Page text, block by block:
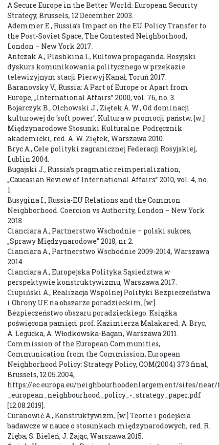
A Secure Europe in the Better World: European Security
Strategy, Brussels, 12 December 2003.
Ademmer E., Russia’s Impact on the EU Policy Transfer to
the Post-Soviet Space, The Contested Neighborhood,
London – New York 2017.
Antczak A., Plashkina I., Kultowa propaganda. Rosyjski
dyskurs komunikowania politycznego w przekazie
telewizyjnym stacji Pierwyj Kanał, Toruń 2017.
Baranovsky V., Russia: A Part of Europe or Apart from
Europe, „International Affairs” 2000, vol. 76, no. 3.
Bojarczyk B., Olchowski J., Ziętek A. W., Od dominacji
kulturowej do ‘soft power’. Kultura w promocji państw, [w:]
Międzynarodowe Stosunki Kulturalne. Podręcznik
akademicki, red. A. W. Ziętek, Warszawa 2010.
Bryc A., Cele polityki zagranicznej Federacji Rosyjskiej,
Lublin 2004.
Bugajski J., Russia’s pragmatic reimperialization,
„Caucasian Review of International Affairs” 2010, vol. 4, no.
1.
Busygina I., Russia-EU Relations and the Common
Neighborhood. Coercion vs Authority, London – New York
2018.
Cianciara A., Partnerstwo Wschodnie – polski sukces,
„Sprawy Międzynarodowe” 2018, nr 2.
Cianciara A., Partnerstwo Wschodnie 2009-2014, Warszawa
2014.
Cianciara A., Europejska Polityka Sąsiedztwa w
perspektywie konstruktywizmu, Warszawa 2017.
Ciupiński A., Realizacja Wspólnej Polityki Bezpieczeństwa
i Obrony UE na obszarze poradzieckim, [w:]
Bezpieczeństwo obszaru poradzieckiego. Książka
poświęcona pamięci prof. Kazimierza Malakared. A. Bryc,
A. Legucka, A. Włodkowska-Bagan, Warszawa 2011.
Commission of the European Communities,
Communication from the Commission, European
Neighborhood Policy: Strategy Policy, COM(2004) 373 final,
Brussels, 12.05.2004,
https://ec.europa.eu/neighbourhoodenlargement/sites/
_european_neighbourhood_policy_-_strategy_paper.pdf
[12.08.2019].
Curanowić A., Konstruktywizm, [w:] Teorie i podejścia
badawcze w nauce o stosunkach międzynarodowych, red. R.
Zięba, S. Bieleń, J. Zając, Warszawa 2015.